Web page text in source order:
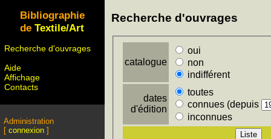
Bibliographie
deTextile/Art
Recherche d'ouvrages
Aide
Affichage
Contacts
Administration
[ connexion]
Recherche d'ouvrages
catalogue
oui
non
indifférent
dates
d'édition
toutes
connues (depuis
inconnues